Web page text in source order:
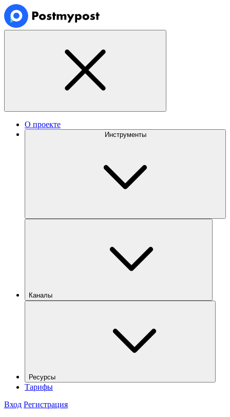
О проекте
Инструменты
Каналы
Ресурсы
Тарифы
Вход Регистрация